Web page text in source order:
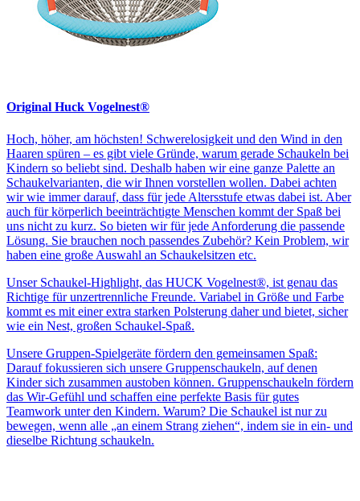
Original Huck Vogelnest®
Hoch, höher, am höchsten! Schwerelosigkeit und den Wind in den
Haaren spüren – es gibt viele Gründe, warum gerade Schaukeln bei
Kindern so beliebt sind. Deshalb haben wir eine ganze Palette an
Schaukelvarianten, die wir Ihnen vorstellen wollen. Dabei achten
wir wie immer darauf, dass für jede Altersstufe etwas dabei ist. Aber
auch für körperlich beeinträchtigte Menschen kommt der Spaß bei
uns nicht zu kurz. So bieten wir für jede Anforderung die passende
Lösung. Sie brauchen noch passendes Zubehör? Kein Problem, wir
haben eine große Auswahl an Schaukelsitzen etc.
Unser Schaukel-Highlight, das HUCK Vogelnest®, ist genau das
Richtige für unzertrennliche Freunde. Variabel in Größe und Farbe
kommt es mit einer extra starken Polsterung daher und bietet, sicher
wie ein Nest, großen Schaukel-Spaß.
Unsere Gruppen-Spielgeräte fördern den gemeinsamen Spaß:
Darauf fokussieren sich unsere Gruppenschaukeln, auf denen
Kinder sich zusammen austoben können. Gruppenschaukeln fördern
das Wir-Gefühl und schaffen eine perfekte Basis für gutes
Teamwork unter den Kindern. Warum? Die Schaukel ist nur zu
bewegen, wenn alle „an einem Strang ziehen“, indem sie in ein- und
dieselbe Richtung schaukeln.